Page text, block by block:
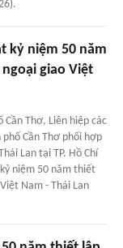
kỷ niệm 50 năm
giao Việt
Thơ, Liên hiệp các
Cần Thơ phối hợp
Lan tại TP. Hồ Chí
niệm 50 năm thiết
Nam - Thái Lan